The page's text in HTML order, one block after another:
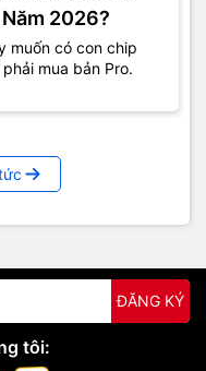
2026?
muốn có con chip
mua bản Pro.
ĐĂNG KÝ
tôi: